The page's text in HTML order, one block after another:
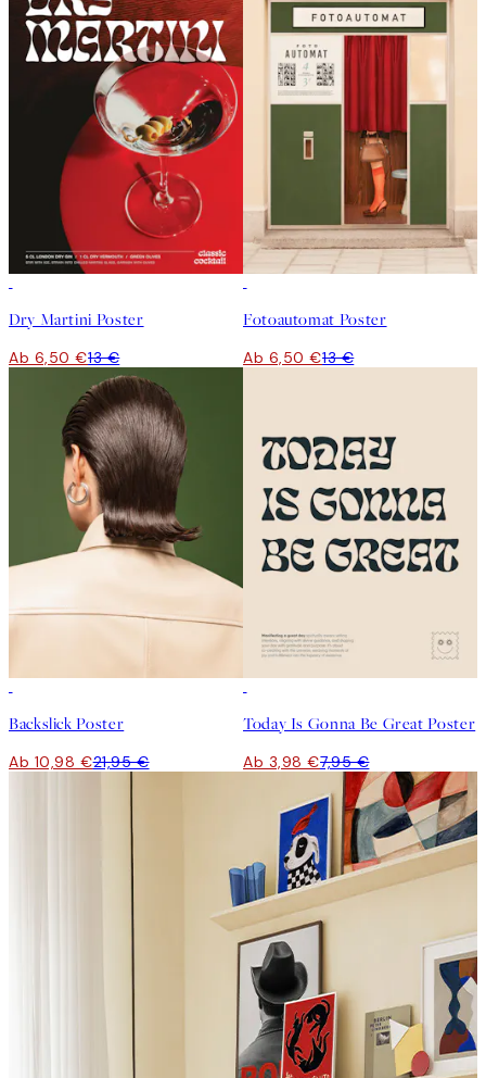
Dry Martini Poster
Ab 6,50 €13 €
Fotoautomat Poster
Ab 6,50 €13 €
Backslick Poster
Ab 10,98 €21,95 €
Today Is Gonna Be Great Poster
Ab 3,98 €7,95 €